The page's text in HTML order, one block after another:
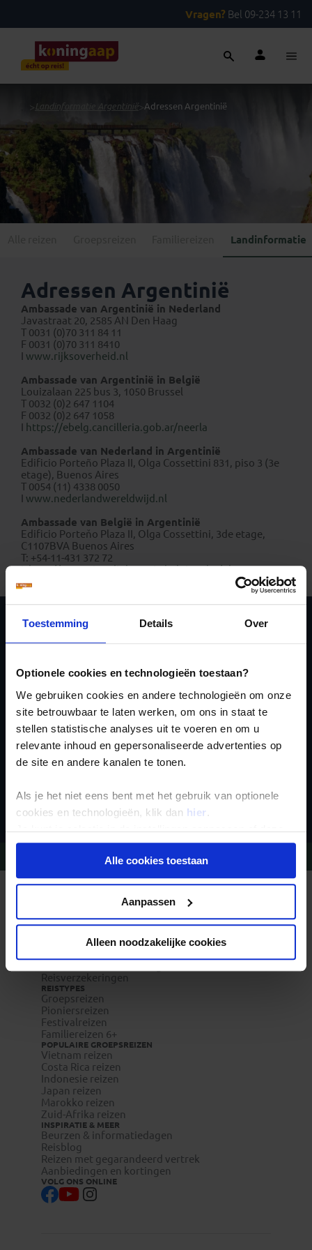
Toestemming Details Over
Optionele cookies en technologieën toestaan?
We gebruiken cookies en andere technologieën om onze
site betrouwbaar te laten werken, om ons in staat te
stellen statistische analyses uit te voeren en om u
relevante inhoud en gepersonaliseerde advertenties op
de site en andere kanalen te tonen.
Als je het niet eens bent met het gebruik van optionele
cookies en technologieën, klik dan hier .
Je kunt je selectie in de instellingen aanpassen of deze
onder aan de pagina op elk gewenst moment voor de
toekomst wijzigen.Alle cookies toestaan
Aanpassen
Alleen noodzakelijke cookies
Vragen? Bel 09-234 13 11
> Landinformatie Argentinië Adressen Argentinië
Landinformatie
Adressen Argentinië
Ambassade van Argentinië in Nederland
Javastraat 20, 2585 AN Den Haag
T 0031 (0)70 311 84 11
F 0031 (0)70 311 8410
I www.rijksoverheid.nl
Ambassade van Argentinië in België
Louizalaan 225 bus 3, 1050 Brussel
T 0032 (0)2 647 1104
F 0032 (0)2 647 1058
I https://ebelg.cancilleria.gob.ar/neerla
Ambassade van Nederland in Argentinië
Edificio Porteño Plaza II, Olga Cossettini 831, piso 3 (3e
etage), Buenos Aires
T 0054 (11) 4338 0050
I www.nederlandwereldwijd.nl
Ambassade van België in Argentinië
Edificio Porteňo Plaza II, Olga Cossettini, 3de etage,
C1107BVA Buenos Aires
T: +54-11-431 372 72
I:http://argentina.diplomatie.belgium.be/nl
Ja, ik meld me aan
voor de wekelijkse
nieuwsbrief
Inschrijven
Vragen?Bel 09-234 13 11
Waarom Koning Aap?
Bestemmingen
Duurzaam toerisme
Vacatures
Reisverzekeringen
REISTYPES
Groepsreizen
Pioniersreizen
Festivalreizen
Familiereizen 6+
POPULAIRE GROEPSREIZEN
Vietnam reizen
Costa Rica reizen
Indonesie reizen
Japan reizen
Marokko reizen
Zuid-Afrika reizen
INSPIRATIE & MEER
Beurzen & informatiedagen
Reisblog
Reizen met gegarandeerd vertrek
Aanbiedingen en kortingen
VOLG ONS ONLINE